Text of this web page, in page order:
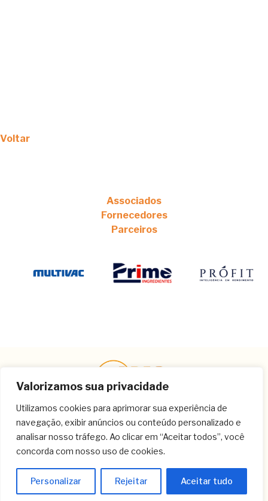
Valorizamos sua privacidade
Utilizamos cookies para aprimorar sua experiência de
navegação, exibir anúncios ou conteúdo personalizado e
analisar nosso tráfego. Ao clicar em “Aceitar todos”, você
concorda com nosso uso de cookies.
Personalizar Rejeitar Aceitar tudo
Voltar
Associados
Fornecedores
Parceiros
Contato
(11) 3259-8266